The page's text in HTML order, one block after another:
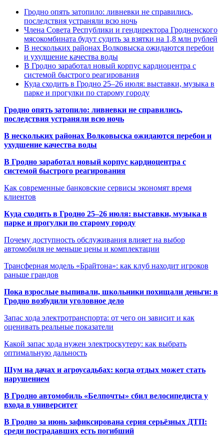
Гродно опять затопило: ливневки не справились,
последствия устраняли всю ночь
Члена Совета Республики и гендиректора Гродненского
мясокомбината будут судить за взятки на 1,8 млн рублей
В нескольких районах Волковыска ожидаются перебои
и ухудшение качества воды
В Гродно заработал новый корпус кардиоцентра с
системой быстрого реагирования
Куда сходить в Гродно 25–26 июля: выставки, музыка в
парке и прогулки по старому городу
Гродно опять затопило: ливневки не справились,
последствия устраняли всю ночь
В нескольких районах Волковыска ожидаются перебои и
ухудшение качества воды
В Гродно заработал новый корпус кардиоцентра с
системой быстрого реагирования
Как современные банковские сервисы экономят время
клиентов
Куда сходить в Гродно 25–26 июля: выставки, музыка в
парке и прогулки по старому городу
Почему доступность обслуживания влияет на выбор
автомобиля не меньше цены и комплектации
Трансферная модель «Брайтона»: как клуб находит игроков
раньше грандов
Пока взрослые выпивали, школьники похищали деньги: в
Гродно возбудили уголовное дело
Запас хода электротранспорта: от чего он зависит и как
оценивать реальные показатели
Какой запас хода нужен электроскутеру: как выбрать
оптимальную дальность
Шум на дачах и агроусадьбах: когда отдых может стать
нарушением
В Гродно автомобиль «Белпочты» сбил велосипедиста у
входа в университет
В Гродно за июнь зафиксирована серия серьёзных ДТП:
среди пострадавших есть погибший